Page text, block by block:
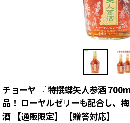
チョーヤ 『 特撰蝶矢人参酒
品！ ローヤルゼリーも配合し、
酒 【通販限定】 【贈答対応】